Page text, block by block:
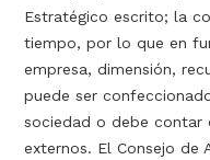
Estratégico escrito; la
tiempo, por lo que en
empresa, dimensión,
puede ser
sociedad o debe contar
externos. El Consejo de